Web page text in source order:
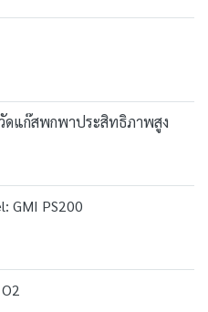
วัดแก๊สพกพาประสิทธิภาพสูง
GMI PS200